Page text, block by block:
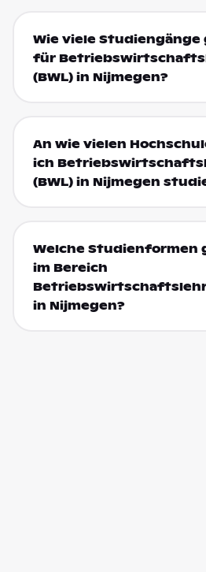
Wie viele Studiengänge
für
(BWL) in Nijmegen?
An wie vielen
ich
(BWL) in Nijmegen
Welche Studienformen
im Bereich
in Nijmegen?